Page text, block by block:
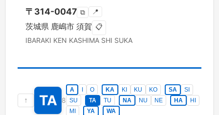
〒 314-0047 ⧉ 📍
茨城県 鹿嶋市 須賀 📋
IBARAKI KEN KASHIMA SHI SUKA
↑ TA 8
A O KA KI KU KO SA
SI
SU
TA TU NA NU NE HA
HI
MI
YA WA